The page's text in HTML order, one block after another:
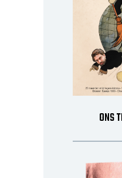
ONS